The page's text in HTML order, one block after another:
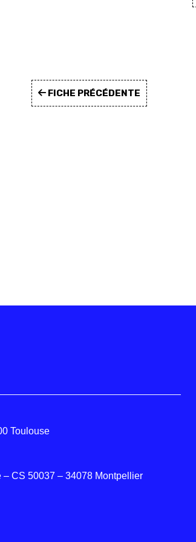
FICHE PRÉCÉDENTE
Toulouse
– CS 50037 – 34078 Montpellier